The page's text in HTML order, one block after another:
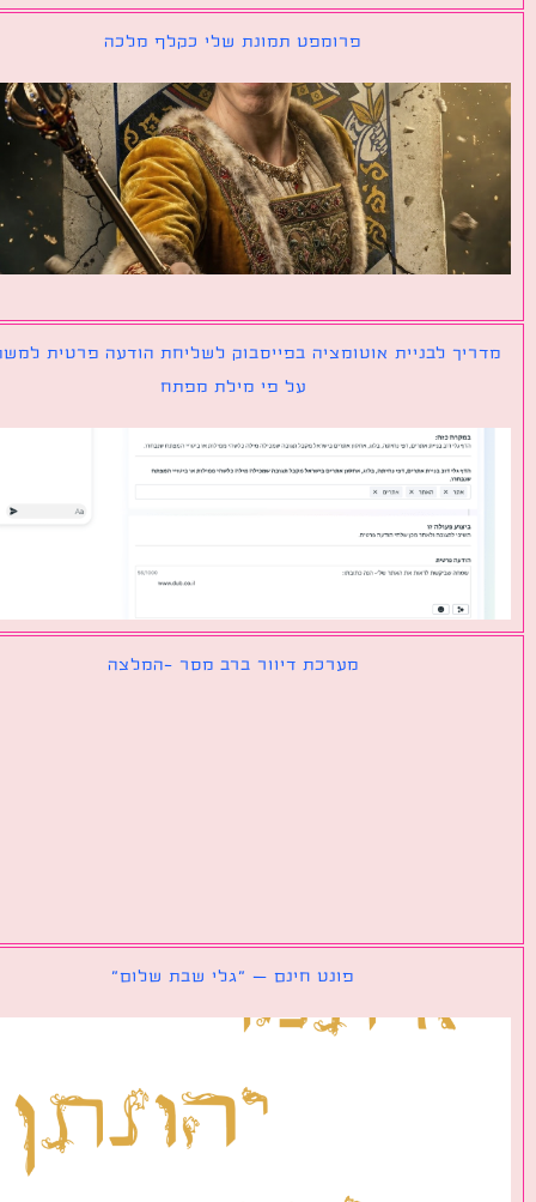
פרומפט תמונת שלי כקלף מלכה
לבניית אוטומציה בפייסבוק לשליחת הודעה פרטית למשתמש
על פי מילת מפתח
מערכת דיוור ברב מסר -המלצה
פונט חינם – ״גלי שבת שלום״